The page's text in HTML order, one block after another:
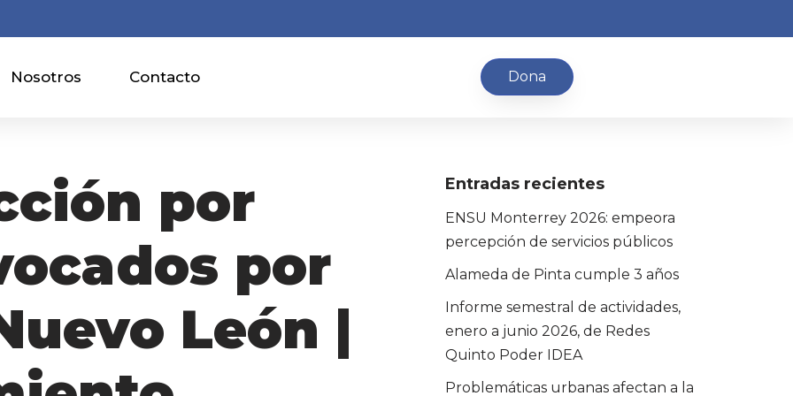
Nosotros Contacto Dona
por
por
León |
Entradas recientes
ENSU Monterrey 2026: empeora
percepción de servicios públicos
Alameda de Pinta cumple 3 años
Informe semestral de actividades,
enero a junio 2026, de Redes
Quinto Poder IDEA
Problemáticas urbanas afectan a la